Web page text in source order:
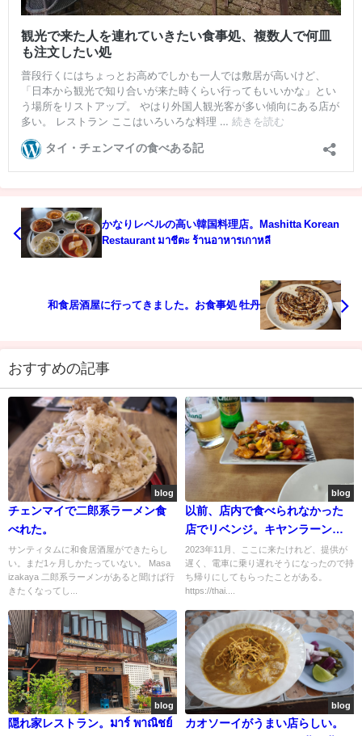
かなりレベルの高い韓国料理店。Mashitta Korean
Restaurant มาชีตะ ร้านอาหารเกาหลี
和食居酒屋に行ってきました。お食事処 牡丹
おすすめの記事
blog
チェンマイで二郎系ラーメン食
べれた。
サンティタムに和食居酒屋ができたらし
い。まだ1ヶ月しかたっていない。 Masa
izakaya 二郎系ラーメンがあると聞けば行
きたくなってし...
blog
以前、店内で食べられなかった
店でリベンジ。キヤンラーン
ครัวเคียงราง
2023年11月、ここに来たけれど、提供が
遅く、電車に乗り遅れそうになったので持
ち帰りにしてもらったことがある。
https://thai....
blog
隠れ家レストラン。มาร์ พาณิชย์
blog
カオソーイがうまい店らしい。